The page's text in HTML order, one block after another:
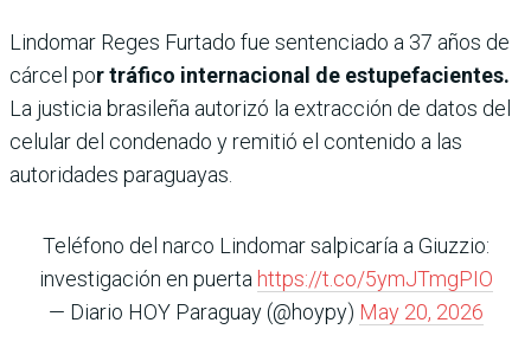
Lindomar Reges Furtado fue sentenciado a 37 años de
cárcel por tráfico internacional de estupefacientes.
La justicia brasileña autorizó la extracción de datos del
celular del condenado y remitió el contenido a las
autoridades paraguayas.
Teléfono del narco Lindomar salpicaría a Giuzzio:
investigación en puerta https://t.co/5ymJTmgPIO
— Diario HOY Paraguay (@hoypy) May 20, 2026